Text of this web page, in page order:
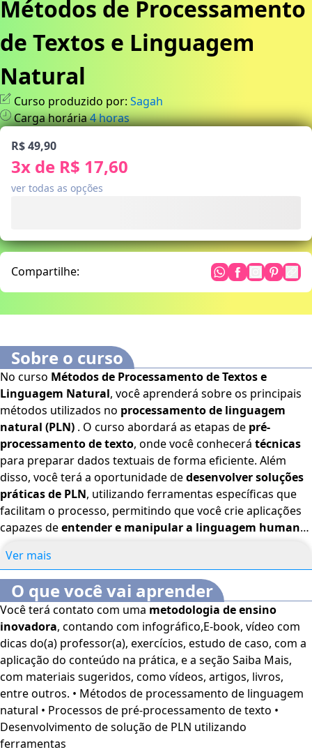
Métodos de Processamento
de Textos e Linguagem
Natural
Curso produzido por: Sagah
Carga horária4horas
R$ 49,90
3x de R$ 17,60
ver todas as opções
Compartilhe:
Sobre o curso
No curso Métodos de Processamento de Textos e
Linguagem Natural, você aprenderá sobre os principais
métodos utilizados no processamento de linguagem
natural (PLN) . O curso abordará as etapas de pré-
processamento de texto, onde você conhecerá técnicas
para preparar dados textuais de forma eficiente. Além
disso, você terá a oportunidade dedesenvolver soluções
práticas de PLN, utilizando ferramentas específicas que
facilitam o processo, permitindo que você crie aplicações
capazes deentender e manipular a linguagem humana
de Processamento de Textos e Linguagem Natural
voltado para profissionais e estudantes da área de
Inteligência Artificial, além de interessados no assunto.
Este curso dispõe dos seguintes recursos de
acessibilidade: cores em alto contraste, aumento de
fonte e tradução automática mediante a Língua
Brasileira de Sinais (Libras). Para ativar esses recursos,
acesse "minha conta" do lado direito da tela na parte
superior e habilite de acordo com sua necessidade.O
conteúdo do curso ficará disponível por até 120 dias após
a compra.
Ver mais
O que você vai aprender
Você terá contato com uma metodologia de ensino
inovadora, contando com infográfico,E-book, vídeo com
dicas do(a) professor(a), exercícios, estudo de caso, com a
aplicação do conteúdo na prática, e a seção Saiba Mais,
com materiais sugeridos, como vídeos, artigos, livros,
entre outros. • Métodos de processamento de linguagem
natural • Processos de pré-processamento de texto •
Desenvolvimento de solução de PLN utilizando
ferramentas